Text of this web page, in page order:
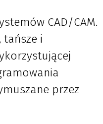
CAD/CAM.
tańsze i
przez